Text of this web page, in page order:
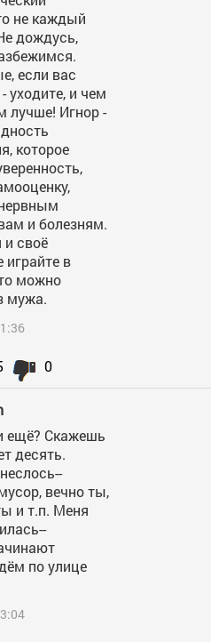
не каждый
дождусь,
если вас
уходите, и чем
лучше! Игнор -
которое
и болезням.
и своё
играйте в
можно
мужа.
0
ещё? Скажешь
десять.
вечно ты,
и т.п. Меня
по улице